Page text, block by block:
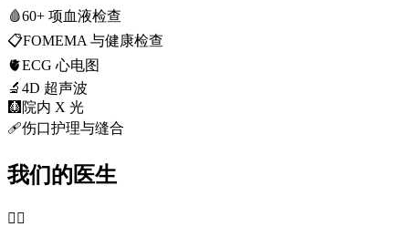
🩸60+ 项血液检查
📋FOMEMA 与健康检查
🫀ECG 心电图
🔬 4D 超声波
🩻 院内 X 光
🩹伤口护理与缝合
我们的医生
👨‍⚕️